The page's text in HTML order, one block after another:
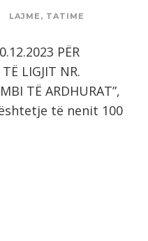
LAJME , TATIME
PËR
LIGJIT NR.
TË ARDHURAT”,
të nenit 100